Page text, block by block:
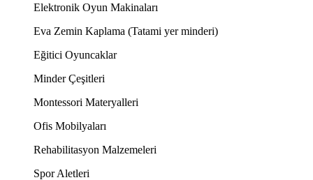
Elektronik Oyun Makinaları
Eva Zemin Kaplama (Tatami yer minderi)
Eğitici Oyuncaklar
Minder Çeşitleri
Montessori Materyalleri
Ofis Mobilyaları
Rehabilitasyon Malzemeleri
Spor Aletleri